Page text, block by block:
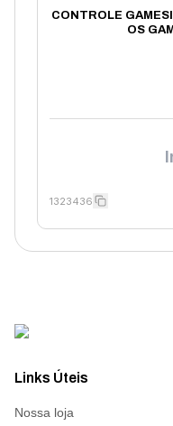
CONTROLE
OS
1323436
Links Úteis
Nossa loja